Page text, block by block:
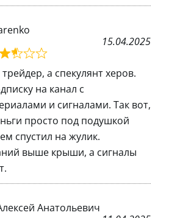
15.04.2025
а спекулянт херов.
на канал с
и сигналами. Так вот,
просто под подушкой
спустил на жулик.
выше крыши, а сигналы
Анатольевич